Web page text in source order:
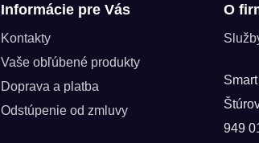
Informácie pre Vás
Kontakty
Vaše obľúbené produkty
Doprava a platba
Odstúpenie od zmluvy
O
949